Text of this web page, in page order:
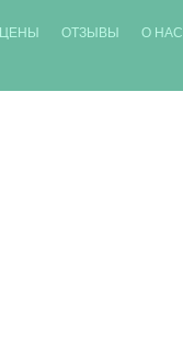
ЦЕНЫ ОТЗЫВЫ О НАС